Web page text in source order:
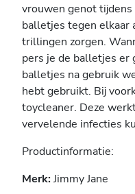
vrouwen genot
balletjes tegen elkaar
trillingen zorgen.
pers je de balletjes er
balletjes na gebruik
hebt gebruikt. Bij
toycleaner. Deze
vervelende infecties
Productinformatie:
Merk:Jimmy Jane